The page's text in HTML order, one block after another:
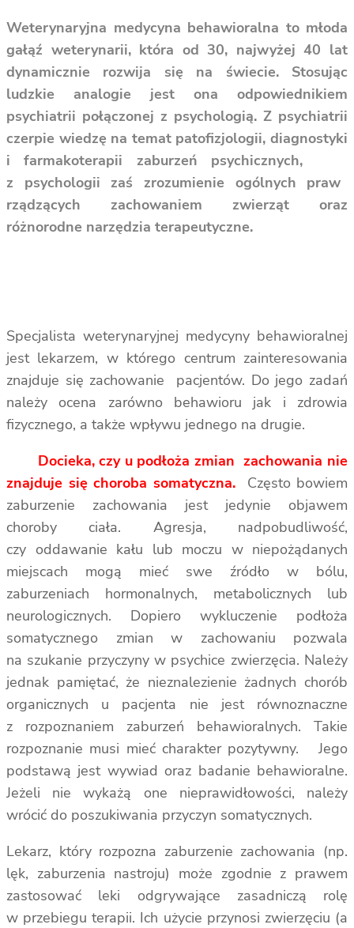
Weterynaryjna medycyna behawioralna to młoda
gałąź weterynarii, która od 30, najwyżej 40 lat
dynamicznie rozwija się na świecie. Stosując
ludzkie analogie jest ona odpowiednikiem
psychiatrii połączonej z psychologią. Z psychiatrii
czerpie wiedzę na temat patofizjologii, diagnostyki
i farmakoterapii zaburzeń psychicznych,
z psychologii zaś zrozumienie ogólnych praw
rządzących zachowaniem zwierząt oraz
różnorodne narzędzia terapeutyczne.
Specjalista weterynaryjnej medycyny behawioralnej
jest lekarzem, w którego centrum zainteresowania
znajduje się zachowanie pacjentów. Do jego zadań
należy ocena zarówno behawioru jak i zdrowia
fizycznego, a także wpływu jednego na drugie.
Docieka, czy u podłoża zmian zachowania nie
znajduje się choroba somatyczna.Często bowiem
zaburzenie zachowania jest jedynie objawem
choroby ciała. Agresja, nadpobudliwość,
czy oddawanie kału lub moczu w niepożądanych
miejscach mogą mieć swe źródło w bólu,
zaburzeniach hormonalnych, metabolicznych lub
neurologicznych. Dopiero wykluczenie podłoża
somatycznego zmian w zachowaniu pozwala
na szukanie przyczyny w psychice zwierzęcia. Należy
jednak pamiętać, że nieznalezienie żadnych chorób
organicznych u pacjenta nie jest równoznaczne
z rozpoznaniem zaburzeń behawioralnych. Takie
rozpoznanie musi mieć charakter pozytywny. Jego
podstawą jest wywiad oraz badanie behawioralne.
Jeżeli nie wykażą one nieprawidłowości, należy
wrócić do poszukiwania przyczyn somatycznych.
Lekarz, który rozpozna zaburzenie zachowania (np.
lęk, zaburzenia nastroju) może zgodnie z prawem
zastosować leki odgrywające zasadniczą rolę
w przebiegu terapii. Ich użycie przynosi zwierzęciu (a